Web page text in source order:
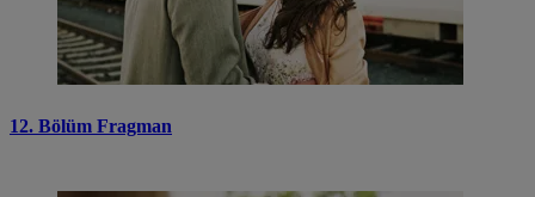
12. Bölüm Fragman